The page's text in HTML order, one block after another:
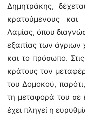
Δημητράκης,
κρατούμενους και
Λαμίας, όπου
εξαιτίας των
και το πρόσωπο.
κράτους τον
του Δομοκού,
τη μεταφορά του σε
έχει πληγεί η